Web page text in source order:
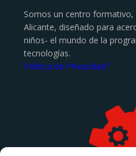
Somos un centro formativo,
Alicante, diseñado para
niños- el mundo de la
tecnologías.
Politica de Privacidad."